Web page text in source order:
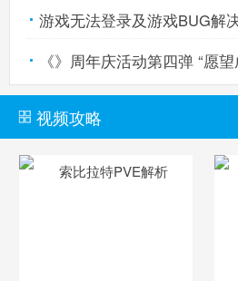
游戏无法登录及游戏BUG解
《》周年庆活动第四弹 “愿
视频攻略